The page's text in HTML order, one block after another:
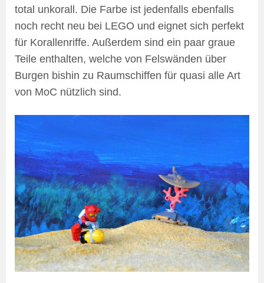
total unkorall. Die Farbe ist jedenfalls ebenfalls
noch recht neu bei LEGO und eignet sich perfekt
für Korallenriffe. Außerdem sind ein paar graue
Teile enthalten, welche von Felswänden über
Burgen bishin zu Raumschiffen für quasi alle Art
von MoC nützlich sind.